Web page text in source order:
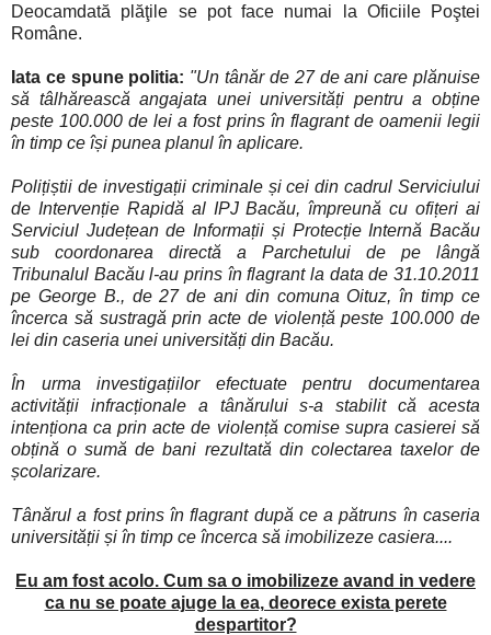
Deocamdată plăţile se pot face numai la Oficiile Poştei
Române.
Iata ce spune politia: "Un tânăr de 27 de ani care plănuise
să tâlhărească angajata unei universități pentru a obține
peste 100.000 de lei a fost prins în flagrant de oamenii legii
în timp ce își punea planul în aplicare.
Polițiștii de investigații criminale și cei din cadrul Serviciului
de Intervenție Rapidă al IPJ Bacău, împreună cu ofițeri ai
Serviciul Județean de Informații și Protecție Internă Bacău
sub coordonarea directă a Parchetului de pe lângă
Tribunalul Bacău l-au prins în flagrant la data de 31.10.2011
pe George B., de 27 de ani din comuna Oituz, în timp ce
încerca să sustragă prin acte de violență peste 100.000 de
lei din caseria unei universități din Bacău.
În urma investigațiilor efectuate pentru documentarea
activității infracționale a tânărului s-a stabilit că acesta
intenționa ca prin acte de violență comise supra casierei să
obțină o sumă de bani rezultată din colectarea taxelor de
școlarizare.
Tânărul a fost prins în flagrant după ce a pătruns în caseria
universității și în timp ce încerca să imobilizeze casiera....
Eu am fost acolo. Cum sa o imobilizeze avand in vedere
ca nu se poate ajuge la ea, deorece exista perete
despartitor?